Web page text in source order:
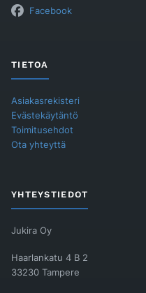
Facebook
TIETOA
Asiakasrekisteri
Evästekäytäntö
Toimitusehdot
Ota yhteyttä
YHTEYSTIEDOT
Jukira Oy
Haarlankatu 4 B 2
33230 Tampere